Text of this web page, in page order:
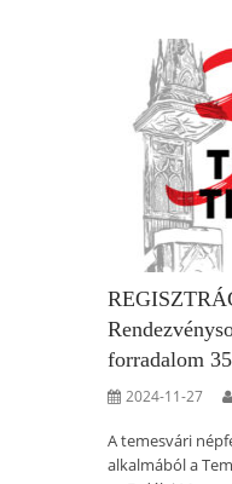
forradalom
2024-11-27
A temesvári
alkalmából a